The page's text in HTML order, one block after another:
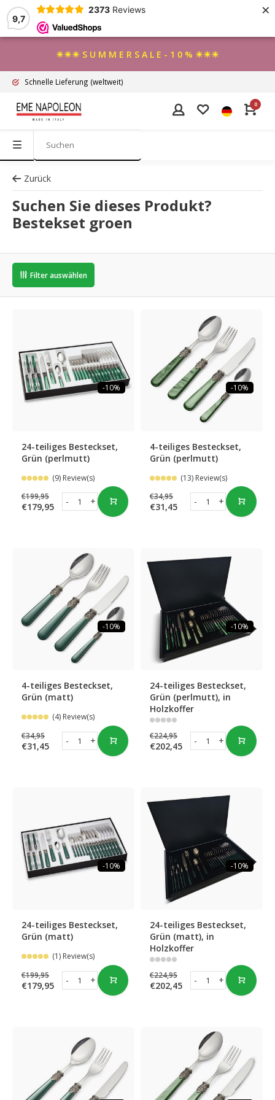
9,7
2373 Reviews ×
☀☀☀ S U M M E R S A L E - 1 0 % ☀☀☀
Schnelle Lieferung (weltweit)
0
Zurück
Suchen Sie dieses Produkt?
Bestekset groen
Filter auswählen
-10%
24-teiliges Besteckset,
Grün (perlmutt)
(9) Review(s)
€199,95
€179,95 +
-
-10%
4-teiliges Besteckset,
Grün (perlmutt)
(13) Review(s)
€34,95
€31,45 +
-
-10%
4-teiliges Besteckset,
Grün (matt)
(4) Review(s)
€34,95
€31,45 +
-
-10%
24-teiliges Besteckset,
Grün (perlmutt), in
Holzkoffer
€224,95
€202,45 +
-
-10%
24-teiliges Besteckset,
Grün (matt)
(1) Review(s)
€199,95
€179,95 +
-
-10%
24-teiliges Besteckset,
Grün (matt), in
Holzkoffer
€224,95
€202,45 +
-